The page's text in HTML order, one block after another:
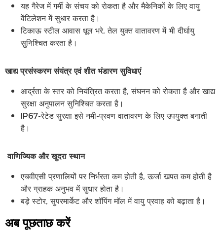
यह गैरेज में गर्मी के संचय को रोकता है और मैकेनिकों के लिए वायु
वेंटिलेशन में सुधार करता है।
टिकाऊ स्टील आवास धूल भरे, तेल युक्त वातावरण में भी दीर्घायु
सुनिश्चित करता है।
खाद्य प्रसंस्करण संयंत्र एवं शीत भंडारण सुविधाएं
आर्द्रता के स्तर को नियंत्रित करता है, संघनन को रोकता है और खाद्य
सुरक्षा अनुपालन सुनिश्चित करता है।
IP67-रेटेड सुरक्षा इसे नमी-प्रवण वातावरण के लिए उपयुक्त बनाती
है।
वाणिज्यिक और खुदरा स्थान
एचवीएसी प्रणालियों पर निर्भरता कम होती है, ऊर्जा खपत कम होती है
और ग्राहक अनुभव में सुधार होता है।
बड़े स्टोर, सुपरमार्केट और शॉपिंग मॉल में वायु प्रवाह को बढ़ाता है।
अब पूछताछ करें